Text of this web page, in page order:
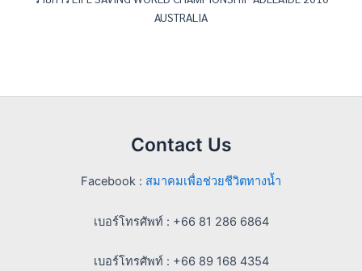
AUSTRALIA
Contact Us
Facebook : สมาคมเพื่อช่วยชีวิตทางน้ำ
เบอร์โทรศัพท์ : +66 81 286 6864
เบอร์โทรศัพท์ : +66 89 168 4354